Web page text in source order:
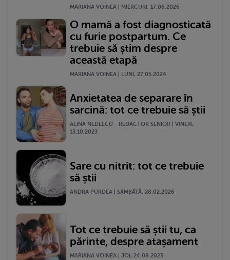
MARIANA VOINEA | MIERCURI, 17.06.2026
O mamă a fost diagnosticată
cu furie postpartum. Ce
trebuie să știm despre
această etapă
MARIANA VOINEA | LUNI, 27.05.2024
Anxietatea de separare în
sarcină: tot ce trebuie să știi
ALINA NEDELCU - REDACTOR SENIOR | VINERI,
13.10.2023
Sare cu nitrit: tot ce trebuie
să știi
ANDRA PURDEA | SÂMBĂTĂ, 28.02.2026
Tot ce trebuie să știi tu, ca
părinte, despre atașament
MARIANA VOINEA | JOI, 24.08.2023